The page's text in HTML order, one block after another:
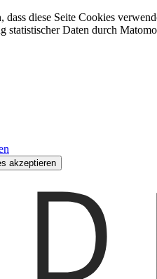
diese Seite Cookies
Daten durch
akzeptieren